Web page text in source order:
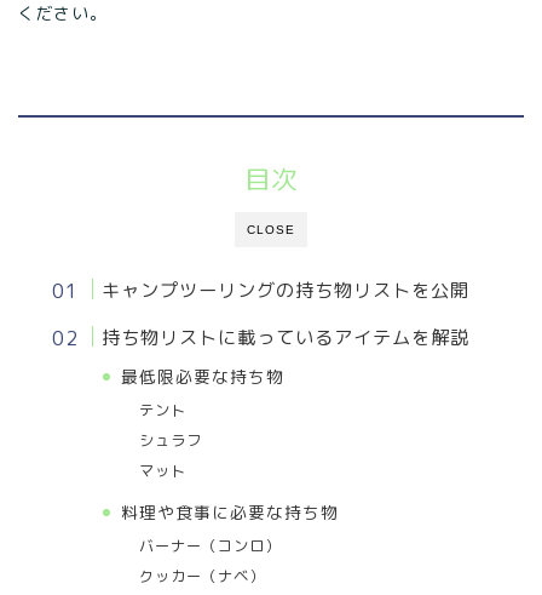
ください。
CLOSE
目次
キャンプツーリングの持ち物リストを公開
持ち物リストに載っているアイテムを解説
最低限必要な持ち物
テント
シュラフ
マット
料理や食事に必要な持ち物
バーナー（コンロ）
クッカー（ナベ）